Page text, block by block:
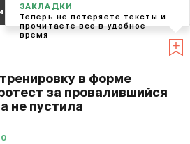
Кино Футбол
в форме
за провалившийся
не пустила
0
ЗАКЛАДКИ
Теперь не потеряете тексты и
прочитаете все в удобное
время